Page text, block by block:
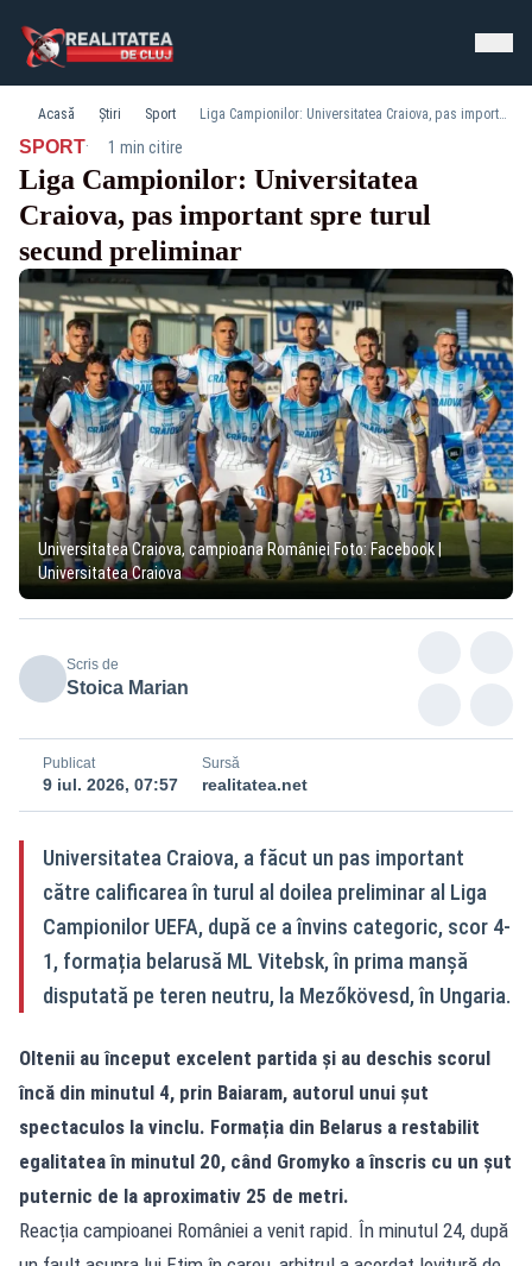
Acasă Știri Sport Liga Campionilor: Universitatea Craiova, pas important spre turul secund preliminar
SPORT· 1 min citire
Liga Campionilor: Universitatea
Craiova, pas important spre turul
secund preliminar
Universitatea Craiova, campioana României Foto: Facebook |
Universitatea Craiova
Scris de
Stoica Marian
Publicat
9 iul. 2026, 07:57
Sursă
realitatea.net
Universitatea Craiova, a făcut un pas important
către calificarea în turul al doilea preliminar al Liga
Campionilor UEFA, după ce a învins categoric, scor 4-
1, formația belarusă ML Vitebsk, în prima manșă
disputată pe teren neutru, la Mezőkövesd, în Ungaria.
Oltenii au început excelent partida și au deschis scorul
încă din minutul 4, prin Baiaram, autorul unui șut
spectaculos la vinclu. Formația din Belarus a restabilit
egalitatea în minutul 20, când Gromyko a înscris cu un șut
puternic de la aproximativ 25 de metri.
Reacția campioanei României a venit rapid. În minutul 24, după